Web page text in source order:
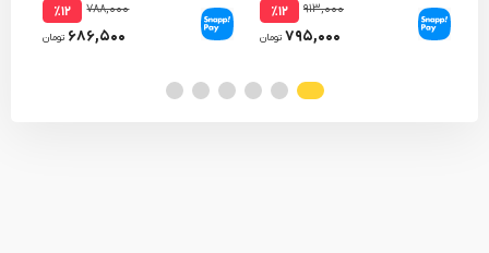
۹۱۳,۰۰۰ ٪۱۲
۷۹۵,۰۰۰ تومان
۷۸۸,۰۰۰ ٪۱۲
۶۸۶,۵۰۰ تومان